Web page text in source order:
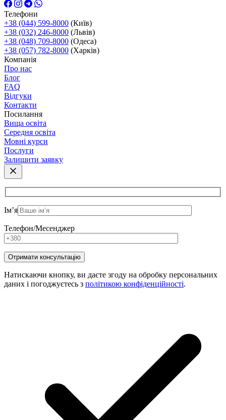
Телефони
+38 (044) 599-8000 (Київ)
+38 (032) 246-8000 (Львів)
+38 (048) 709-8000 (Одеса)
+38 (057) 782-8000 (Харків)
Компанія
Про нас
Блог
FAQ
Відгуки
Контакти
Посилання
Вища освіта
Середня освіта
Мовні курси
Послуги
Залишити заявку
Ім’я
Телефон/Месенджер
Натискаючи кнопку, ви даєте згоду на обробку персональних
даних і погоджуєтесь з політикою конфіденційності.